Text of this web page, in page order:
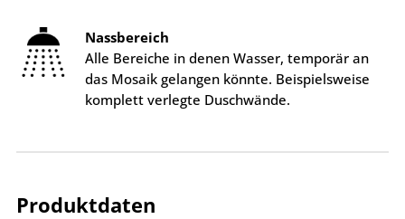
Nassbereich
Alle Bereiche in denen Wasser, temporär an
das Mosaik gelangen könnte. Beispielsweise
komplett verlegte Duschwände.
Produktdaten